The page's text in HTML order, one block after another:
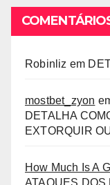
Robinliz em
mostbet_zyon
DETALHA
EXTORQUIR
How Much Is A
ATAQUES